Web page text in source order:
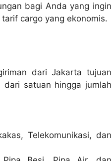
bagi Anda yang ingin
cargo yang ekonomis.
dari Jakarta tujuan
dari satuan hingga jumlah
Telekomunikasi, dan